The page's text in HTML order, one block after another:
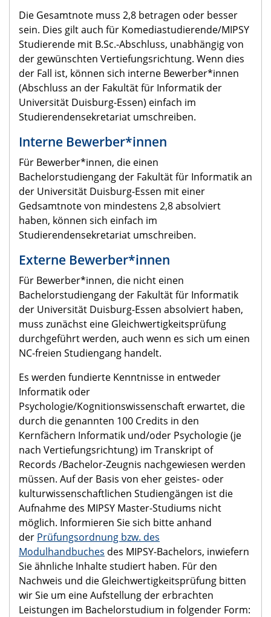
Die Gesamtnote muss 2,8 betragen oder besser
sein. Dies gilt auch für Komediastudierende/MIPSY
Studierende mit B.Sc.-Abschluss, unabhängig von
der gewünschten Vertiefungsrichtung. Wenn dies
der Fall ist, können sich interne Bewerber*innen
(Abschluss an der Fakultät für Informatik der
Universität Duisburg-Essen) einfach im
Studierendensekretariat umschreiben.
Interne Bewerber*innen
Für Bewerber*innen, die einen
Bachelorstudiengang der Fakultät für Informatik an
der Universität Duisburg-Essen mit einer
Gedsamtnote von mindestens 2,8 absolviert
haben, können sich einfach im
Studierendensekretariat umschreiben.
Externe Bewerber*innen
Für Bewerber*innen, die nicht einen
Bachelorstudiengang der Fakultät für Informatik
der Universität Duisburg-Essen absolviert haben,
muss zunächst eine Gleichwertigkeitsprüfung
durchgeführt werden, auch wenn es sich um einen
NC-freien Studiengang handelt.
Es werden fundierte Kenntnisse in entweder
Informatik oder
Psychologie/Kognitionswissenschaft erwartet, die
durch die genannten 100 Credits in den
Kernfächern Informatik und/oder Psychologie (je
nach Vertiefungsrichtung) im Transkript of
Records /Bachelor-Zeugnis nachgewiesen werden
müssen. Auf der Basis von eher geistes- oder
kulturwissenschaftlichen Studiengängen ist die
Aufnahme des MIPSY Master-Studiums nicht
möglich. Informieren Sie sich bitte anhand
der Prüfungsordnung bzw. des
Modulhandbuches des MIPSY-Bachelors, inwiefern
Sie ähnliche Inhalte studiert haben. Für den
Nachweis und die Gleichwertigkeitsprüfung bitten
wir Sie um eine Aufstellung der erbrachten
Leistungen im Bachelorstudium in folgender Form: